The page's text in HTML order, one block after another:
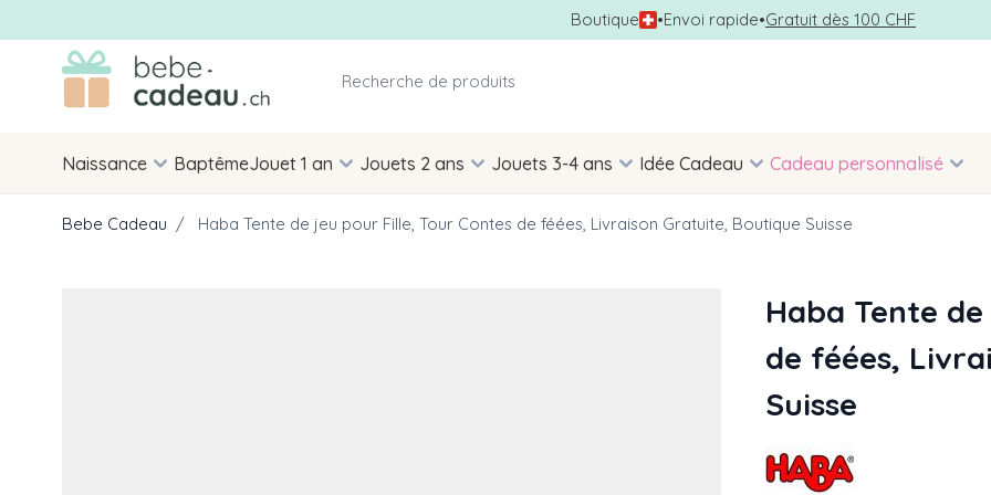
Boutique •Envoi rapide•Gratuit dès 100 CHF
Allez au contenu
Naissance BaptêmeJouet 1 an Jouets 2 ans Jouets 3-4 ans Idée Cadeau Cadeau personnalisé
Bebe Cadeau / Haba Tente de jeu pour Fille, Tour Contes de féées, Livraison Gratuite, Boutique Suisse
Haba Tente
de féées,
Suisse